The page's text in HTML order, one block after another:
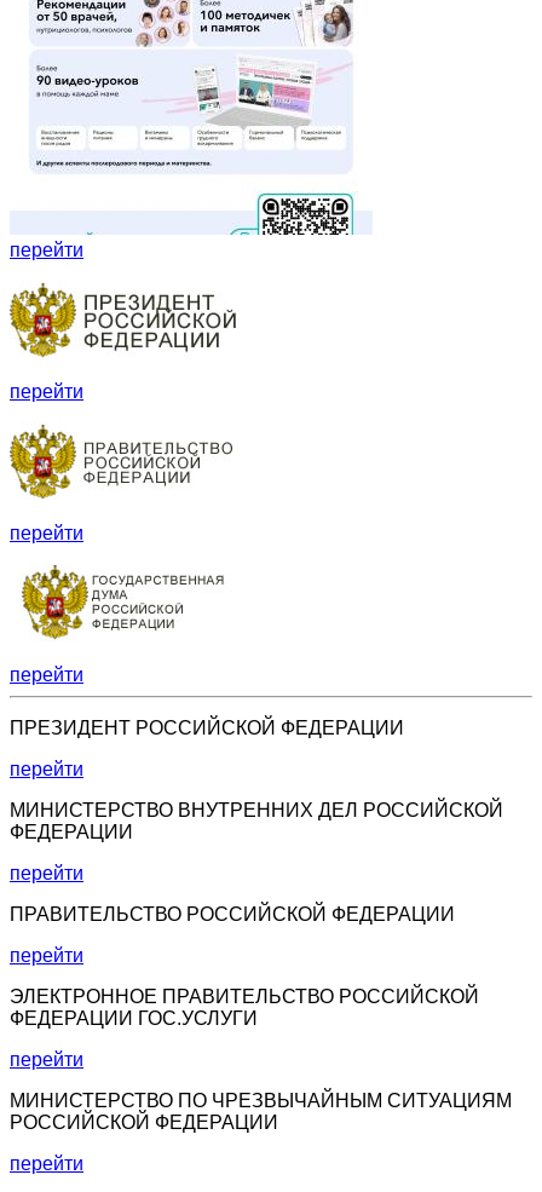
перейти
перейти
перейти
перейти
ПРЕЗИДЕНТ РОССИЙСКОЙ ФЕДЕРАЦИИ
перейти
МИНИСТЕРСТВО ВНУТРЕННИХ ДЕЛ РОССИЙСКОЙ
ФЕДЕРАЦИИ
перейти
ПРАВИТЕЛЬСТВО РОССИЙСКОЙ ФЕДЕРАЦИИ
перейти
ЭЛЕКТРОННОЕ ПРАВИТЕЛЬСТВО РОССИЙСКОЙ
ФЕДЕРАЦИИ ГОС.УСЛУГИ
перейти
МИНИСТЕРСТВО ПО ЧРЕЗВЫЧАЙНЫМ СИТУАЦИЯМ
РОССИЙСКОЙ ФЕДЕРАЦИИ
перейти